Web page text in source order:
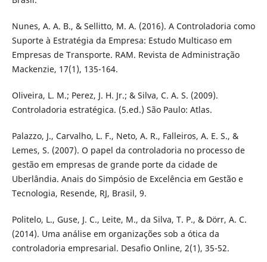
Nunes, A. A. B., & Sellitto, M. A. (2016). A Controladoria como
Suporte à Estratégia da Empresa: Estudo Multicaso em
Empresas de Transporte. RAM. Revista de Administração
Mackenzie, 17(1), 135-164.
Oliveira, L. M.; Perez, J. H. Jr.; & Silva, C. A. S. (2009).
Controladoria estratégica. (5.ed.) São Paulo: Atlas.
Palazzo, J., Carvalho, L. F., Neto, A. R., Falleiros, A. E. S., &
Lemes, S. (2007). O papel da controladoria no processo de
gestão em empresas de grande porte da cidade de
Uberlândia. Anais do Simpósio de Excelência em Gestão e
Tecnologia, Resende, RJ, Brasil, 9.
Politelo, L., Guse, J. C., Leite, M., da Silva, T. P., & Dörr, A. C.
(2014). Uma análise em organizações sob a ótica da
controladoria empresarial. Desafio Online, 2(1), 35-52.